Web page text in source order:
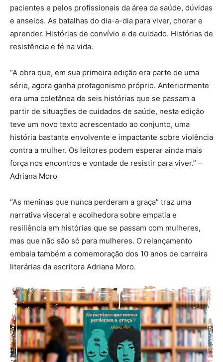
pacientes e pelos profissionais da área da saúde, dúvidas
e anseios. As batalhas do dia-a-dia para viver, chorar e
aprender. Histórias de convívio e de cuidado. Histórias de
resistência e fé na vida.
“A obra que, em sua primeira edição era parte de uma
série, agora ganha protagonismo próprio. Anteriormente
era uma coletânea de seis histórias que se passam a
partir de situações de cuidados de saúde, nesta edição
teve um novo texto acrescentado ao conjunto, uma
história bastante envolvente e impactante sobre violência
contra a mulher. Os leitores podem esperar ainda mais
força nos encontros e vontade de resistir para viver.” –
Adriana Moro
“As meninas que nunca perderam a graça” traz uma
narrativa visceral e acolhedora sobre empatia e
resiliência em histórias que se passam com mulheres,
mas que não são só para mulheres. O relançamento
embala também a comemoração dos 10 anos de carreira
literárias da escritora Adriana Moro.